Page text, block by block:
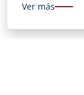
Ver más